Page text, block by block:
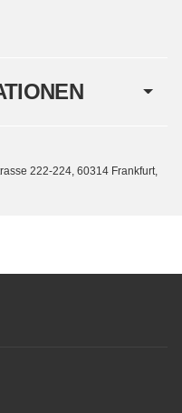
222-224, 60314 Frankfurt,